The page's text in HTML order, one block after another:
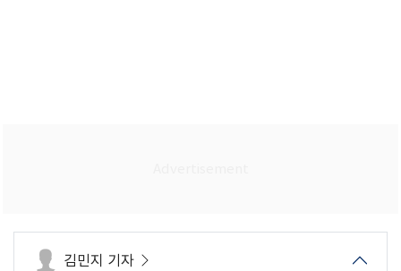
김민지 기자